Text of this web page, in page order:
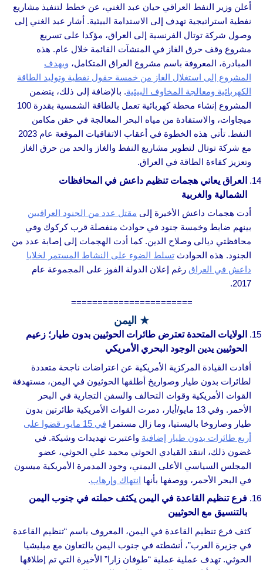
أعلن وزير النفط العراقي حيان عبد الغني، عن خطط لتنفيذ مشاريع
نفطية استراتيجية تهدف إلى الاستدامة البيئية. أشار عبد الغني إلى
وصول شركة توتال الفرنسية إلى العراق، مؤكدا على تسريع
مشروع وقف حرق الغاز في المنشآت القائمة خلال عام. هذه
المبادرة، المعروفة باسم مشروع العراق المتكامل، ويهدف
المشروع إلى استغلال الغاز من خمسة حقول نفطية وتوليد الطاقة
الكهربائية ومعالجة المخاوف البيئية. بالإضافة إلى ذلك، يتضمن
المشروع إنشاء محطة كهربائية تعمل بالطاقة الشمسية بقدرة 100
ميجاوات، والاستفادة من مياه البحر المعالجة في حقن مكامن
النفط. تأتي هذه الخطوة في أعقاب الاتفاقيات الموقعة عام 2023
مع شركة توتال لتطوير مشاريع النفط والغاز والحد من حرق الغاز
وتعزيز كفاءة الطاقة في العراق.
العراق يعاني هجمات تنظيم داعش في المحافظات
الشمالية والغربية
أدت هجمات داعش الأخيرة إلى مقتل عدد من الجنود العراقيين
بينهم ضابط وخمسة جنود في حوادث منفصلة قرب كركوك وفي
محافظتي ديالى وصلاح الدين. كما أدت الهجمات إلى إصابة عدد من
الجنود. هذه الحوادث تسلط الضوء على النشاط المستمر لخلايا
داعش في العراق رغم إعلان الدولة الفوز على المجموعة عام
2017.
=======================
★ اليمن
الولايات المتحدة تعترض طائرات الحوثيين بدون طيار؛ زعيم
الحوثيين يدين الوجود البحري الأمريكي
أفادت القيادة المركزية الأمريكية عن اعتراضات ناجحة متعددة
لطائرات بدون طيار وصواريخ أطلقها الحوثيون في اليمن، مستهدفة
القوات الأمريكية وقوات التحالف والسفن التجارية في البحر
الأحمر. وفي 13 مايو/أيار، دمرت القوات الأمريكية طائرتين بدون
طيار وصاروخا باليستيا، وما زال مستمرا
في 15 مايو، قضوا على
أربع طائرات بدون طيار إضافية واعتبرت تهديدات وشيكة. في
غضون ذلك، انتقد القيادي الحوثي محمد علي الحوثي، عضو
المجلس السياسي الأعلى اليمني، وجود المدمرة الأمريكية ميسون
في البحر الأحمر، ووصفها بأنها انتهاك وإرهاب.
فرع تنظيم القاعدة في اليمن يكثف حملته في جنوب اليمن
بالتنسيق مع الحوثيين
كثف فرع تنظيم القاعدة في اليمن، المعروف باسم “تنظيم القاعدة
في جزيرة العرب”، أنشطته في جنوب اليمن بالتعاون مع ميليشيا
الحوثي. تهدف عملية عملية “طوفان زارا” الأخيرة التي تم إطلاقها